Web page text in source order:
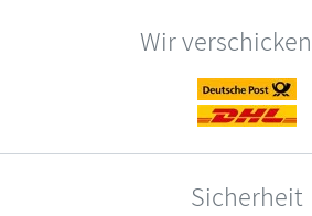
Wir
Sicherheit